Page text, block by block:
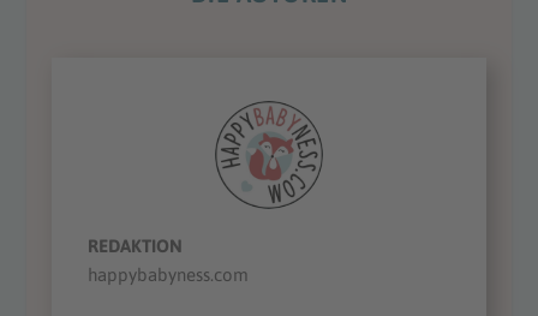
REDAKTION
happybabyness.com